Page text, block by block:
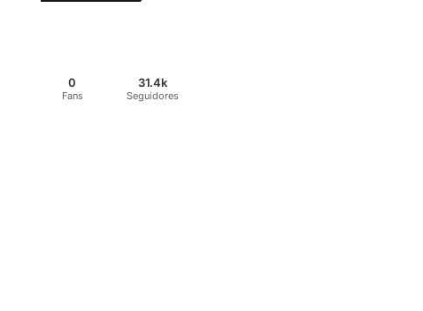
0
Fans
31.4k
Seguidores